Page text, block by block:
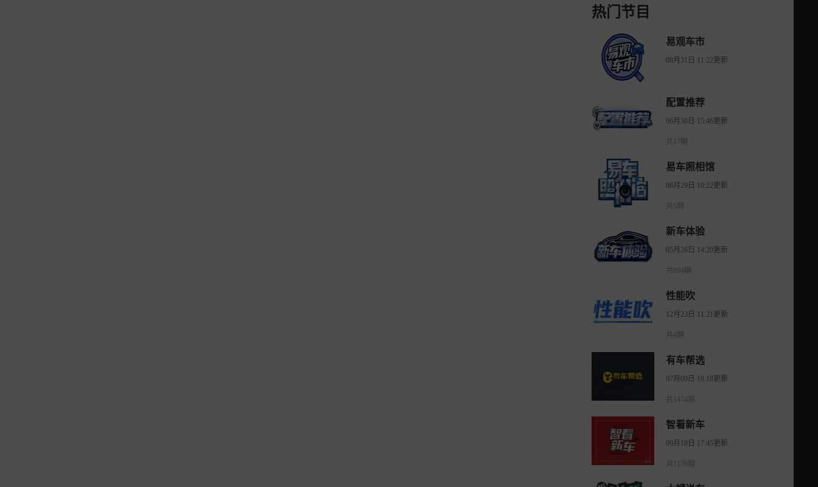
热门节目
易观车市
08月31日 11:22更新
配置推荐
06月30日 15:46更新
共17期
易车照相馆
08月29日 10:22更新
共5期
新车体验
05月26日 14:20更新
共804期
性能吹
12月23日 11:21更新
共4期
有车帮选
07月09日 18:18更新
共1474期
智看新车
09月10日 17:45更新
共1176期